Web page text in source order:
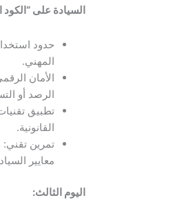
السيادة على
حدود
المهني.
الأمان
الرصد أو
تطبيق
القانونية.
تمرين تقني:
معايير
اليوم الثالث: